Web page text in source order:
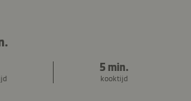
5 min.
kooktijd